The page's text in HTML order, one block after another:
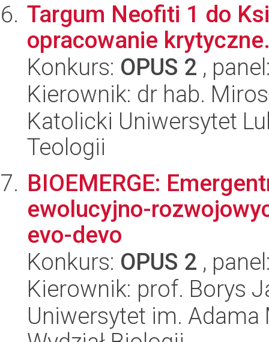
Targum Neofiti 1 do
opracowanie
Konkurs: OPUS 2 ,
Kierownik: dr hab.
Katolicki Uniwersytet
Teologii
BIOEMERGE:
ewolucyjno-
evo-devo
Konkurs: OPUS 2 ,
Kierownik: prof. Borys
Uniwersytet im.